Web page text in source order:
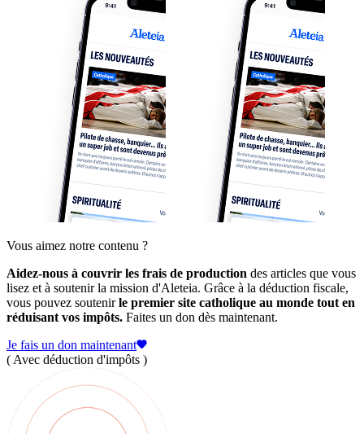
Vous aimez notre contenu ?
Aidez-nous à couvrir les frais de production des articles que vous
lisez et à soutenir la mission d'Aleteia. Grâce à la déduction fiscale,
vous pouvez soutenirle premier site catholique au monde tout en
réduisant vos impôts. Faites un don dès maintenant.
Je fais un don maintenant
( Avec déduction d'impôts )